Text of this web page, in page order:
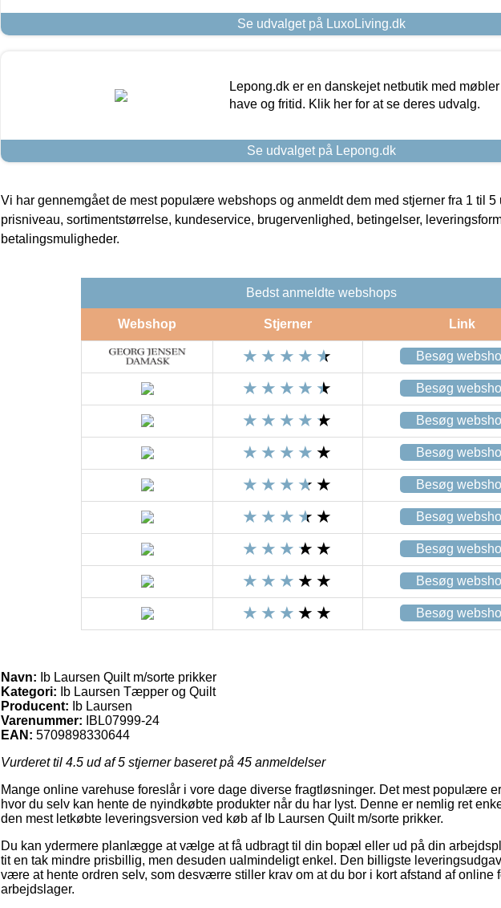
Se udvalget på LuxoLiving.dk
Lepong.dk er en danskejet netbutik med
have og fritid. Klik her for at se deres udvalg.
Se udvalget på Lepong.dk
Vi har gennemgået de mest populære webshops og anmeldt dem med stjerner fra 1 til 5
prisniveau, sortimentstørrelse, kundeservice, brugervenlighed, betingelser,
betalingsmuligheder.
Bedst anmeldte webshops
Webshop Stjerner Link
Besøg
Besøg
Besøg
Besøg
Besøg
Besøg
Besøg
Besøg
Besøg
Navn: Ib Laursen Quilt m/sorte prikker
Kategori: Ib Laursen Tæpper og Quilt
Producent:
Ib Laursen
Varenummer:
IBL07999-24
EAN: 5709898330644
Vurderet til 4.5 ud af 5 stjerner baseret på 45 anmeldelser
Mange online varehuse foreslår i vore dage diverse fragtløsninger. Det mest populære
hvor du selv kan hente de nyindkøbte produkter når du har lyst. Denne er nemlig ret
den mest letkøbte leveringsversion ved køb af Ib Laursen Quilt m/sorte prikker.
Du kan ydermere planlægge at vælge at få udbragt til din bopæl eller ud på din
tit en tak mindre prisbillig, men desuden ualmindeligt enkel. Den billigste
være at hente ordren selv, som desværre stiller krav om at du bor i kort afstand af online
arbejdslager.